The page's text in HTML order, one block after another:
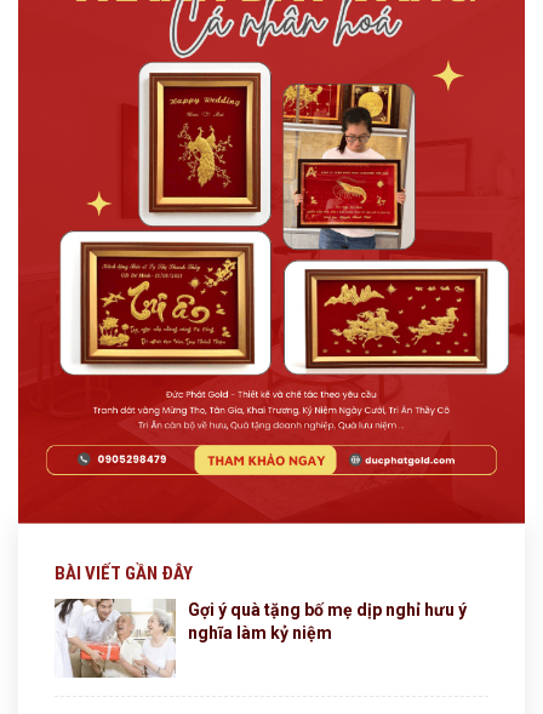
BÀI VIẾT GẦN ĐÂY
Gợi ý quà tặng bố mẹ dịp nghỉ hưu ý
nghĩa làm kỷ niệm